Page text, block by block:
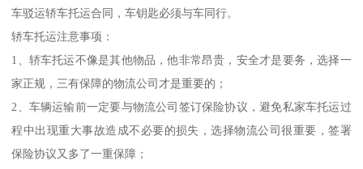
车驳运轿车托运合同，车钥匙必须与车同行。
轿车托运注意事项：
1、轿车托运不像是其他物品，他非常昂贵，安全才是要务，选择一
家正规，三有保障的物流公司才是重要的；
2、车辆运输前一定要与物流公司签订保险协议，避免私家车托运过
程中出现重大事故造成不必要的损失，选择物流公司很重要，签署
保险协议又多了一重保障；